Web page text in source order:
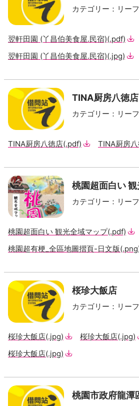
カテゴリー ： リー
翌軒田園 (丫昌伯美食屋.民宿)(.pdf)
翌軒田園 (丫昌伯美食屋.民宿)(.jpg)
TINA厨房八徳店
カテゴリー ： リー
TINA厨房八徳店(.pdf) TINA厨房
桃園超面白い
カテゴリー ： リー
桃園超面白い 観光全域マップ(.pdf)
桃園超有梗_全區地圖摺頁-日文版
桜珍大飯店
カテゴリー ： リー
桜珍大飯店(.jpg) 桜珍大飯店(.jpg)
桜珍大飯店(.jpg)
桃園市政府龍潭